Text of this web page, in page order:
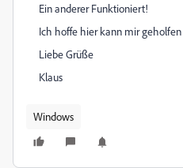
Ein anderer Funktioniert!
Ich hoffe hier kann mir
Liebe Grüße
Klaus
Windows